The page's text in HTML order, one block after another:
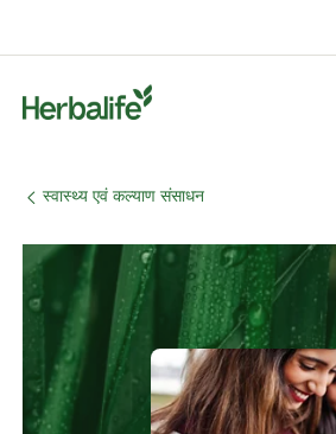
​स्वास्थ्य एवं कल्याण संसाधन